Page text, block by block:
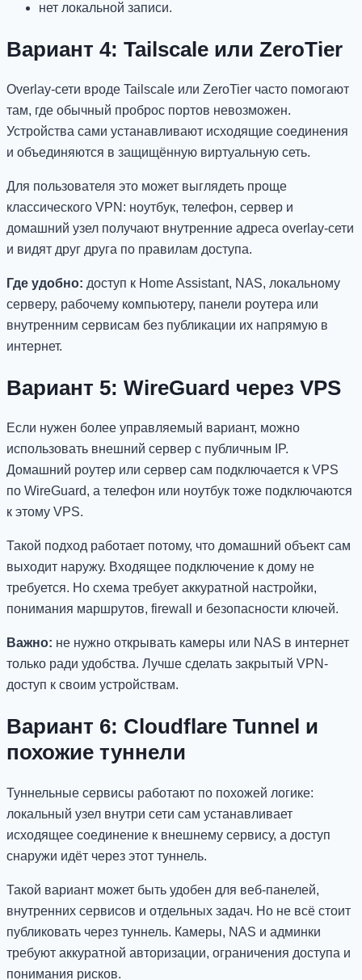
нет локальной записи.
Вариант 4: Tailscale или ZeroTier
Overlay-сети вроде Tailscale или ZeroTier часто помогают
там, где обычный проброс портов невозможен.
Устройства сами устанавливают исходящие соединения
и объединяются в защищённую виртуальную сеть.
Для пользователя это может выглядеть проще
классического VPN: ноутбук, телефон, сервер и
домашний узел получают внутренние адреса overlay-сети
и видят друг друга по правилам доступа.
Где удобно: доступ к Home Assistant, NAS, локальному
серверу, рабочему компьютеру, панели роутера или
внутренним сервисам без публикации их напрямую в
интернет.
Вариант 5: WireGuard через VPS
Если нужен более управляемый вариант, можно
использовать внешний сервер с публичным IP.
Домашний роутер или сервер сам подключается к VPS
по WireGuard, а телефон или ноутбук тоже подключаются
к этому VPS.
Такой подход работает потому, что домашний объект сам
выходит наружу. Входящее подключение к дому не
требуется. Но схема требует аккуратной настройки,
понимания маршрутов, firewall и безопасности ключей.
Важно: не нужно открывать камеры или NAS в интернет
только ради удобства. Лучше сделать закрытый VPN-
доступ к своим устройствам.
Вариант 6: Cloudflare Tunnel и
похожие туннели
Туннельные сервисы работают по похожей логике:
локальный узел внутри сети сам устанавливает
исходящее соединение к внешнему сервису, а доступ
снаружи идёт через этот туннель.
Такой вариант может быть удобен для веб-панелей,
внутренних сервисов и отдельных задач. Но не всё стоит
публиковать через туннель. Камеры, NAS и админки
требуют аккуратной авторизации, ограничения доступа и
понимания рисков.